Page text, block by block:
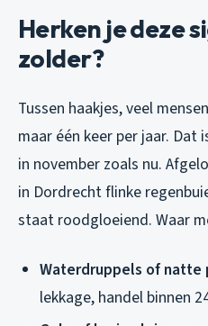
Herken je deze
zolder?
Tussen haakjes, veel
maar één keer per jaar. Dat
in november zoals nu.
in Dordrecht flinke
staat roodgloeiend. Waar
Waterdruppels of natte
lekkage, handel binnen